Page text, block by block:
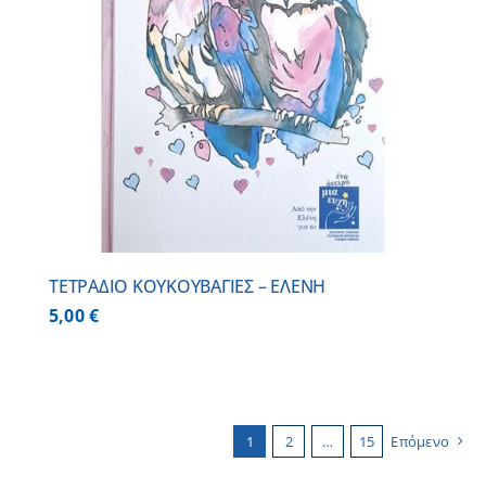
ΤΕΤΡΑΔΙΟ ΚΟΥΚΟΥΒΑΓΙΕΣ – ΕΛΕΝΗ
5,00€
1 2 … 15 Επόμενο